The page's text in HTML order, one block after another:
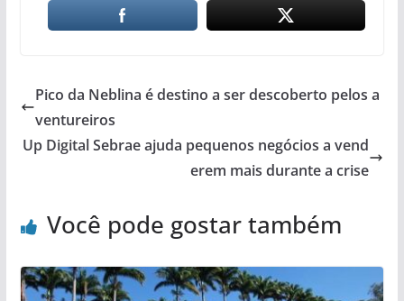
Pico da Neblina é destino a ser descoberto pelos a
ventureiros
Up Digital Sebrae ajuda pequenos negócios a vend
erem mais durante a crise
Você pode gostar também